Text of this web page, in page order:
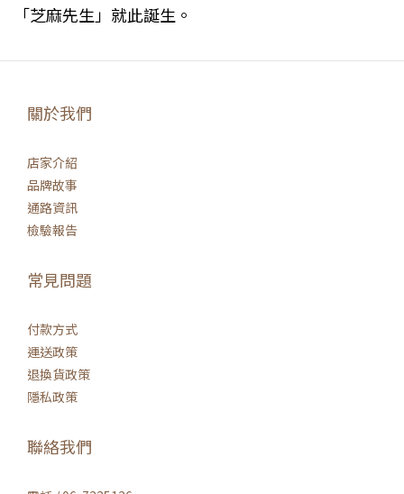
「芝麻先生 」就此誕生。
關於我們
店家介紹
品牌故事
通路資訊
檢驗報告
常見問題
付款方式
運送政策
退換貨政策
隱私政策
聯絡我們